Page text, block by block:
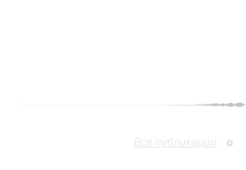
Все публикации